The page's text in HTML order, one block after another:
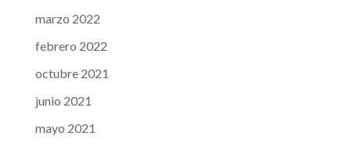
marzo 2022
febrero 2022
octubre 2021
junio 2021
mayo 2021